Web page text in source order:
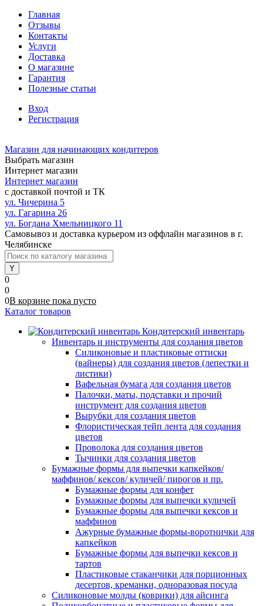
Главная
Отзывы
Контакты
Услуги
Доставка
О магазине
Гарантия
Полезные статьи
Вход
Регистрация
Магазин для начинающих кондитеров
Выбрать магазин
Интернет магазин
Интернет магазин
с доставкой почтой и ТК
ул. Чичерина 5
ул. Гагарина 26
ул. Богдана Хмельницкого 11
Самовывоз и доставка курьером из оффлайн магазинов в г.
Челябинске
0
0
0В корзине пока пусто
Каталог товаров
Кондитерский инвентарь
Инвентарь и инструменты для создания цветов
Силиконовые и пластиковые оттиски
(вайнеры) для создания цветов (лепестки и
листики)
Вафельная бумага для создания цветов
Палочки, маты, подставки и прочий
инструмент для создания цветов
Вырубки для создания цветов
Флористическая тейп лента для создания
цветов
Проволока для создания цветов
Тычинки для создания цветов
Бумажные формы для выпечки капкейков/
маффинов/ кексов/ куличей/ пирогов и пр.
Бумажные формы для конфет
Бумажные формы для выпечки куличей
Бумажные формы для выпечки кексов и
маффинов
Ажурные бумажные формы-воротнички для
капкейков
Бумажные формы для выпечки кексов и
тартов
Пластиковые стаканчики для порционных
десертов, креманки, одноразовая посуда
Силиконовые молды (коврики) для айсинга